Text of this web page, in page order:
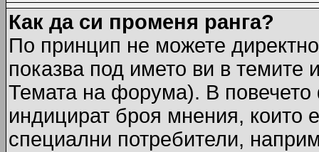
Как да си променя ранга?
По принцип не можете
показва под името ви в темите
Темата на форума). В повечето
индицират броя мнения, които
специални потребители,